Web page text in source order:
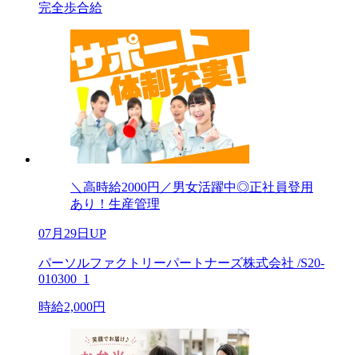
完全歩合給
＼高時給2000円／男女活躍中◎正社員登用
あり！生産管理
07月29日UP
パーソルファクトリーパートナーズ株式会社 /S20-
010300_1
時給2,000円